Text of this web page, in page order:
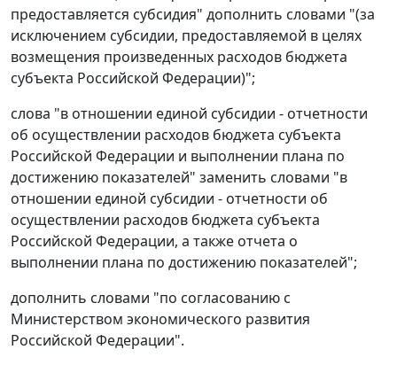
предоставляется субсидия" дополнить словами "(за
исключением субсидии, предоставляемой в целях
возмещения произведенных расходов бюджета
субъекта Российской Федерации)";
слова "в отношении единой субсидии - отчетности
об осуществлении расходов бюджета субъекта
Российской Федерации и выполнении плана по
достижению показателей" заменить словами "в
отношении единой субсидии - отчетности об
осуществлении расходов бюджета субъекта
Российской Федерации, а также отчета о
выполнении плана по достижению показателей";
дополнить словами "по согласованию с
Министерством экономического развития
Российской Федерации".